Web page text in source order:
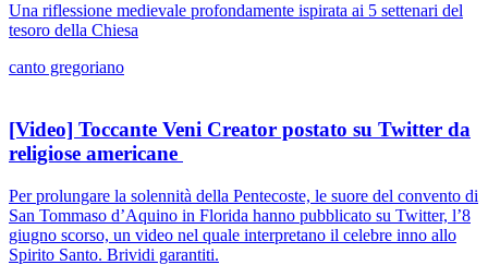
Una riflessione medievale profondamente ispirata ai 5 settenari del
tesoro della Chiesa
canto gregoriano
[Video] Toccante Veni Creator postato su Twitter da
religiose americane
Per prolungare la solennità della Pentecoste, le suore del convento di
San Tommaso d’Aquino in Florida hanno pubblicato su Twitter, l’8
giugno scorso, un video nel quale interpretano il celebre inno allo
Spirito Santo. Brividi garantiti.